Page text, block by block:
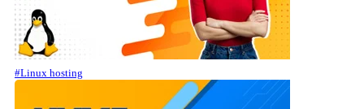
#Linux hosting